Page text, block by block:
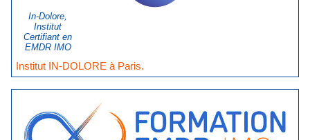
In-Dolore,
Institut
Certifiant en
EMDR IMO
Institut IN-DOLORE à Paris.